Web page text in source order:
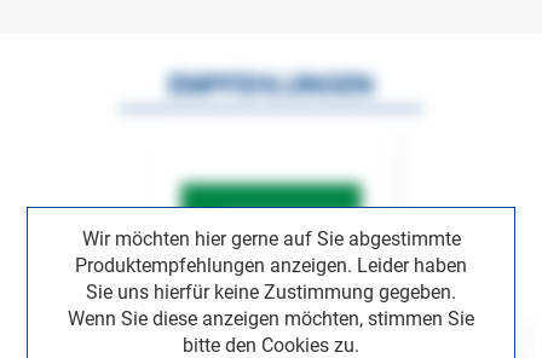
Wir möchten hier gerne auf Sie abgestimmte
Produktempfehlungen anzeigen. Leider haben
Sie uns hierfür keine Zustimmung gegeben.
Wenn Sie diese anzeigen möchten, stimmen Sie
bitte den Cookies zu.
EMPFEHLUNGEN